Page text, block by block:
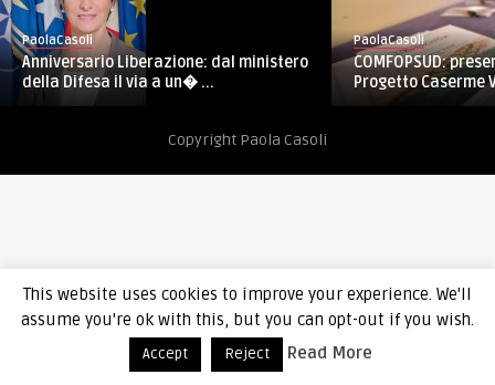
PaolaCasoli
Anniversario Liberazione: dal ministero
della Difesa il via a un� ...
PaolaCasoli
COMFOPSUD:
Progetto Caserme
Copyright Paola Casoli
This website uses cookies to improve your experience. We'll
assume you're ok with this, but you can opt-out if you wish.
Accept Reject Read More